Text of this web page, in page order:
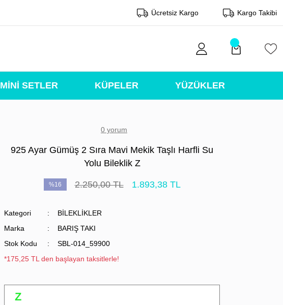
Ücretsiz Kargo Kargo Takibi
MİNİ SETLER KÜPELER YÜZÜKLER
0 yorum
925 Ayar Gümüş 2 Sıra Mavi Mekik Taşlı Harfli Su
Yolu Bileklik Z
%16 2.250,00 TL 1.893,38 TL
Kategori
BİLEKLİKLER
Marka
BARIŞ TAKI
Stok Kodu
SBL-014_59900
*175,25 TL den başlayan taksitlerle!